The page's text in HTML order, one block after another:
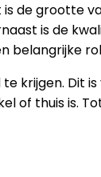
de grootte
is de
belangrijke
krijgen. Dit
of thuis is.